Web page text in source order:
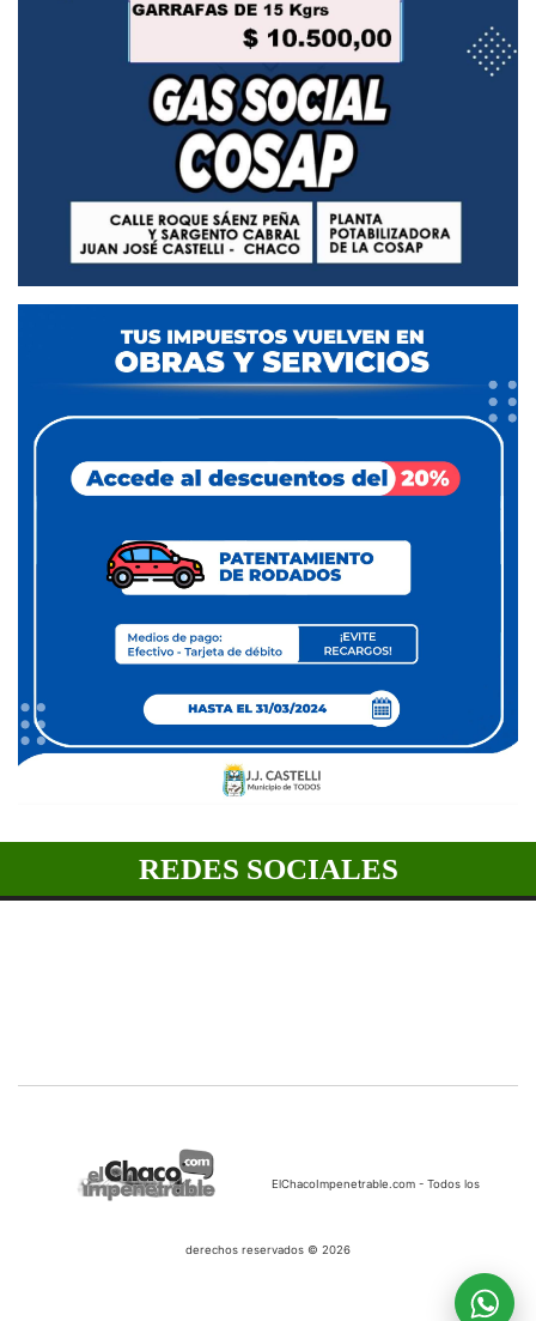
REDES SOCIALES
ElChacoImpenetrable.com - Todos los
derechos reservados © 2026